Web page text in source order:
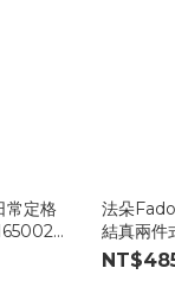
常定格
法朵
結真兩
四色